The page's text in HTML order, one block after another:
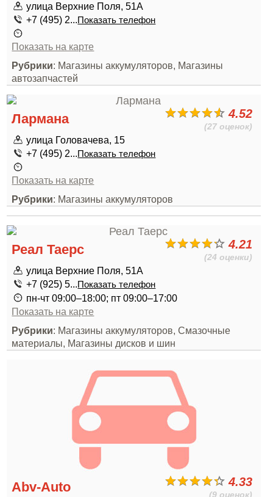
улица Верхние Поля, 51А
+7 (495) 2...Показать телефон
Показать на карте
Рубрики: Магазины аккумуляторов, Магазины
автозапчастей
4.52
(27 оценок)
Лармана
улица Головачева, 15
+7 (495) 2...Показать телефон
Показать на карте
Рубрики: Магазины аккумуляторов
4.21
(24 оценки)
Реал Таерс
улица Верхние Поля, 51А
+7 (925) 5...Показать телефон
пн-чт 09:00–18:00; пт 09:00–17:00
Показать на карте
Рубрики: Магазины аккумуляторов, Смазочные
материалы, Магазины дисков и шин
4.33
(9 оценок)
Abv-Auto